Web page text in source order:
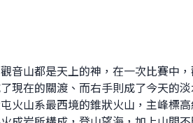
音山都是天上的神，在一次比賽中
現在的關渡、而右手則成了今天的
火山系最西境的錐狀火山，主峰標